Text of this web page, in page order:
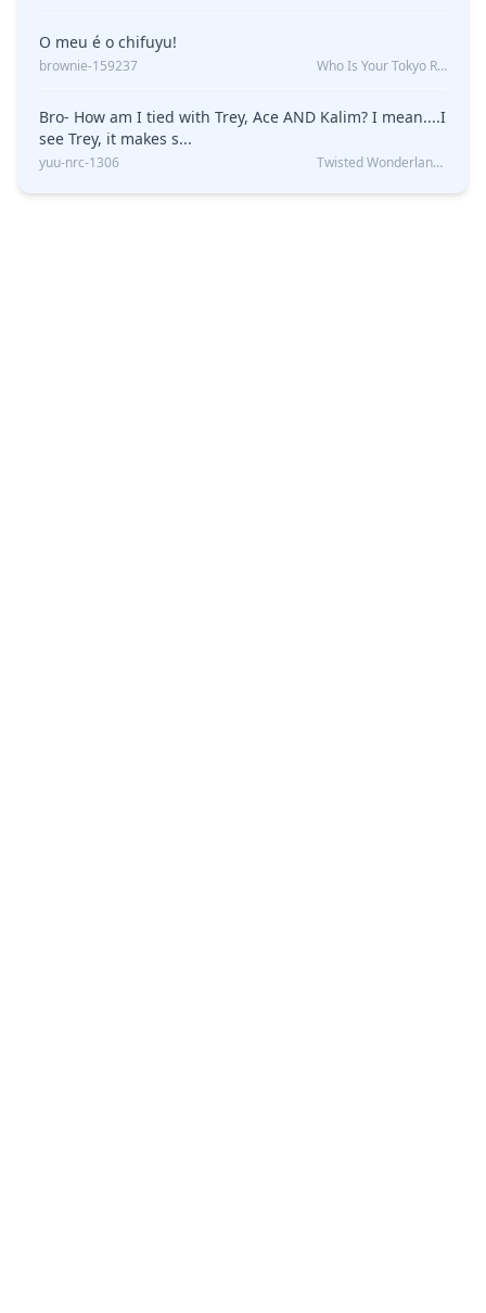
O meu é o chifuyu!
brownie-159237 Who Is Your Tokyo Revengers Boyfriend?
Bro- How am I tied with Trey, Ace AND Kalim? I mean....I
see Trey, it makes s...
yuu-nrc-1306 Twisted Wonderland Kin Quiz